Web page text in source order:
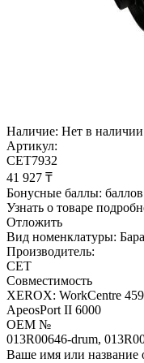
Наличие: Нет в наличии
Артикул:
CET7932
41 927 ₸
Бонусные баллы: баллов
Узнать о товаре
Отложить
Вид номенклатуры:
Производитель:
CET
Совместимость
XEROX: WorkCentre
ApeosPort II 6000
OEM №
013R00646-drum,
Ваше имя или название